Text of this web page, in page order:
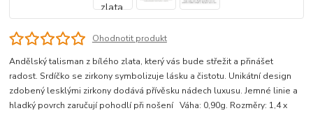
Ohodnotit produkt
Andělský talisman z bílého zlata, který vás bude střežit a přinášet
radost. Srdíčko se zirkony symbolizuje lásku a čistotu. Unikátní design
zdobený lesklými zirkony dodává přívěsku nádech luxusu. Jemné linie a
hladký povrch zaručují pohodlí při nošení Váha: 0,90g. Rozměry: 1,4 x